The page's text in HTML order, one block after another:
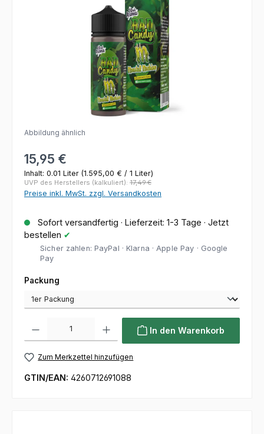
Abbildung ähnlich
Regulärer Preis:
15,95 €
Inhalt: 0.01 Liter (1.595,00 € / 1 Liter)
UVP des Herstellers (kalkuliert): 17,49 €
Preise inkl. MwSt. zzgl. Versandkosten
Sofort versandfertig · Lieferzeit: 1-3 Tage · Jetzt
bestellen ✔
Sicher zahlen: PayPal · Klarna · Apple Pay · Google
Pay
Packung
In den Warenkorb
Zum Merkzettel hinzufügen
GTIN/EAN: 4260712691088